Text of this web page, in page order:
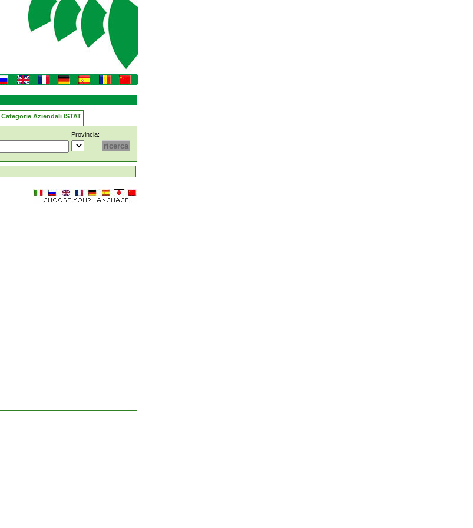
Categorie Aziendali ISTAT
Provincia: